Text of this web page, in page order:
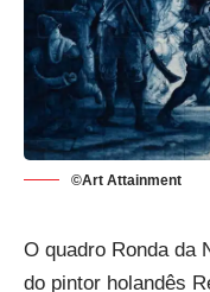
©Art Attainment
O quadro Ronda da
do pintor holandês